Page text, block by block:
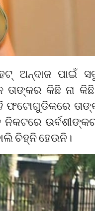
ଅନ୍ଦାଜ ପାଇଁ
ତାଙ୍କର କିଛି ନା
ଫଟୋଗୁଡିକରେ
ନିକଟରେ
ଚିହ୍ନି ହେଉନି।